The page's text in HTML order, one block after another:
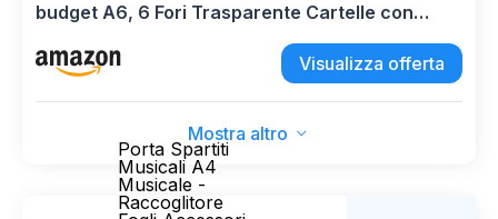
budget A6, 6 Fori Trasparente Cartelle con
Cerniera Sacchetti Impermeabili, 24 A6 Budget
Sheet per Raccoglitori di budget e Adesivi, per
Visualizza offerta
Mostra altro
Porta Spartiti
Musicali A4
Musicale -
Raccoglitore